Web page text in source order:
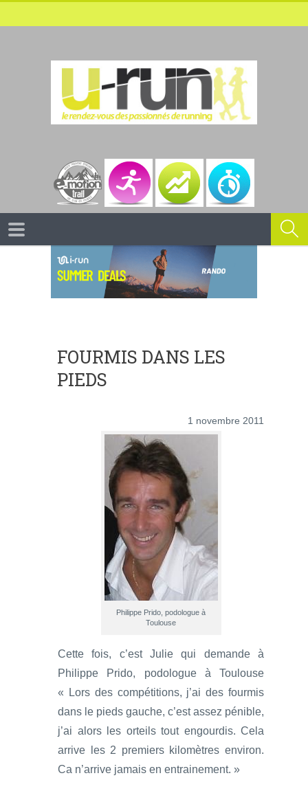
FOURMIS DANS LES
PIEDS
1 novembre 2011
Philippe Prido, podologue à
Toulouse
Cette fois, c’est Julie qui demande à
Philippe Prido, podologue à Toulouse
« Lors des compétitions, j’ai des fourmis
dans le pieds gauche, c’est assez pénible,
j’ai alors les orteils tout engourdis. Cela
arrive les 2 premiers kilomètres environ.
Ca n’arrive jamais en entrainement. »